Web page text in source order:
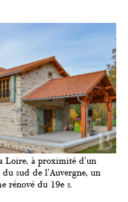
Loire, à proximité d'un
sud de l'Auvergne, un
rénové du 19e s.